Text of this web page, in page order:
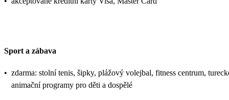
Sport a zábava
• zdarma: stolní tenis, šipky, plážový volejbal, fitness centrum,
animační programy pro děti a dospělé